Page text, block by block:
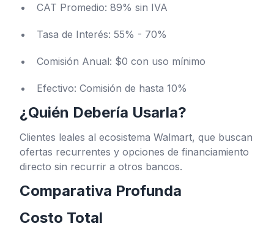
CAT Promedio: 89% sin IVA
Tasa de Interés: 55% - 70%
Comisión Anual: $0 con uso mínimo
Efectivo: Comisión de hasta 10%
¿Quién Debería Usarla?
Clientes leales al ecosistema Walmart, que buscan
ofertas recurrentes y opciones de financiamiento
directo sin recurrir a otros bancos.
Comparativa Profunda
Costo Total